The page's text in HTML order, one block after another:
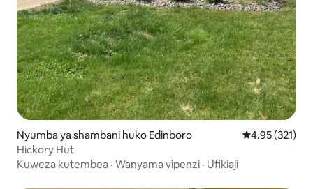
Nyumba ya shambani huko Edinboro Ukadiriaji wa
4.95 (321)
Hickory Hut
Kuweza kutembea · Wanyama vipenzi · Ufikiaji